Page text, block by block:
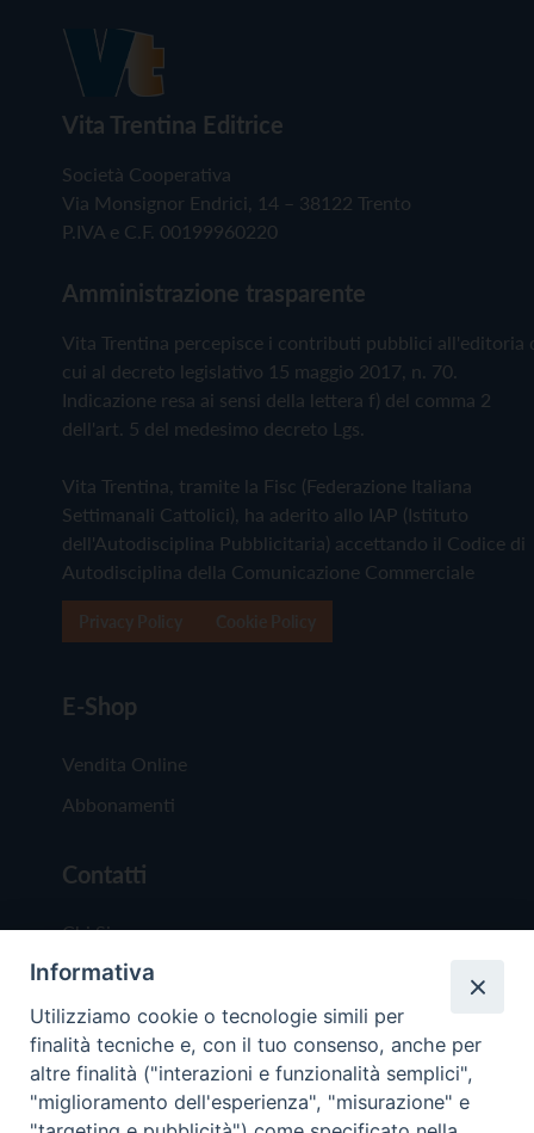
Vita Trentina Editrice
Società Cooperativa
Via Monsignor Endrici, 14 – 38122 Trento
P.IVA e C.F. 00199960220
Amministrazione trasparente
Vita Trentina percepisce i contributi pubblici all'editoria
cui al decreto legislativo 15 maggio 2017, n. 70.
Indicazione resa ai sensi della lettera f) del comma 2
dell'art. 5 del medesimo decreto Lgs.
Vita Trentina, tramite la Fisc (Federazione Italiana
Settimanali Cattolici), ha aderito allo IAP (Istituto
dell'Autodisciplina Pubblicitaria) accettando il Codice di
Autodisciplina della Comunicazione Commerciale
E-Shop
Vendita Online
Abbonamenti
Contatti
Chi Siamo
Redazione
Scrivici
Informativa
Utilizziamo cookie o tecnologie simili per
finalità tecniche e, con il tuo consenso, anche per
altre finalità ("interazioni e funzionalità semplici",
"miglioramento dell'esperienza", "misurazione" e